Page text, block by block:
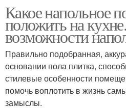
Какое напольное
положить на
возможности
Правильно подобранная,
основании пола плитка,
стилевые особенности
помочь воплотить в жизнь
замыслы.